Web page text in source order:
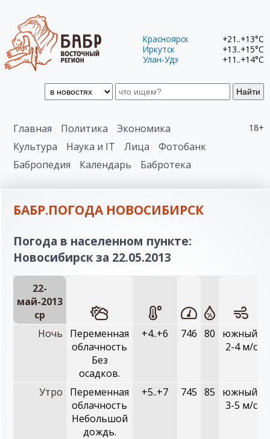
Найти
Красноярск
+21..+13°C
Иркутск
+13..+15°C
Улан-Удэ
+11..+14°C
18+
Главная Политика
Экономика
Культура
Наука и IT Лица
Фотобанк
Бабропедия
Календарь Бабротека
БАБР.ПОГОДА НОВОСИБИРСК
Погода в населенном пункте:
Новосибирск за 22.05.2013
22-
май-2013
ср
Ночь
Переменная
облачность
Без
осадков.
+4..+6 746 80
южный,
2-4 м/с
Утро
Переменная
облачность
Небольшой
дождь.
+5..+7 745 85
южный,
3-5 м/с